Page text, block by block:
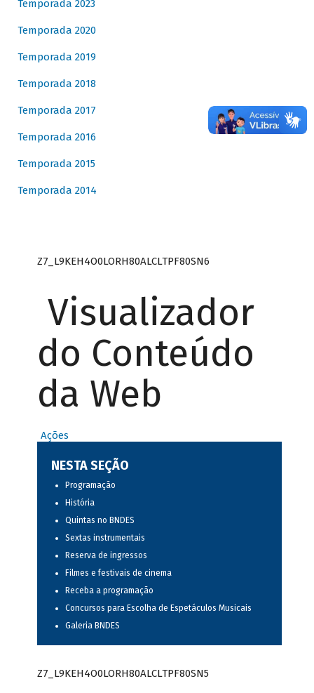
Temporada 2023
Temporada 2020
Temporada 2019
Temporada 2018
Temporada 2017
Temporada 2016
Temporada 2015
Temporada 2014
Z7_L9KEH4O0LORH80ALCLTPF80SN6
Visualizador
do Conteúdo
da Web
Ações
NESTA SEÇÃO
Programação
História
Quintas no BNDES
Sextas instrumentais
Reserva de ingressos
Filmes e festivais de cinema
Receba a programação
Concursos para Escolha de Espetáculos Musicais
Galeria BNDES
Z7_L9KEH4O0LORH80ALCLTPF80SN5